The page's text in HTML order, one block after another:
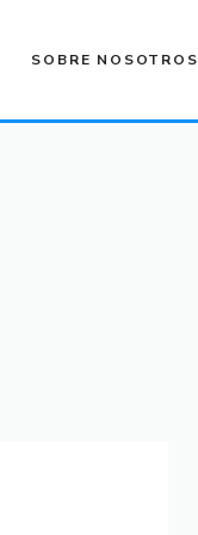
SOBRE NOSOTROS